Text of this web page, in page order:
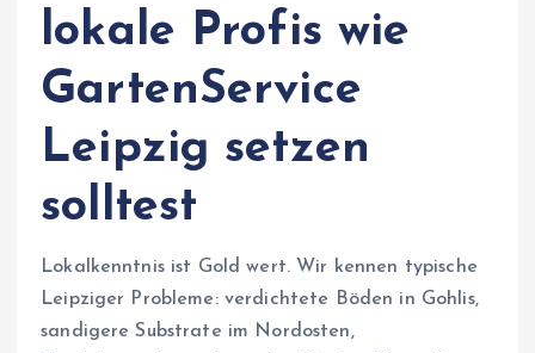
lokale Profis wie
GartenService
Leipzig setzen
solltest
Lokalkenntnis ist Gold wert. Wir kennen typische
Leipziger Probleme: verdichtete Böden in Gohlis,
sandigere Substrate im Nordosten,